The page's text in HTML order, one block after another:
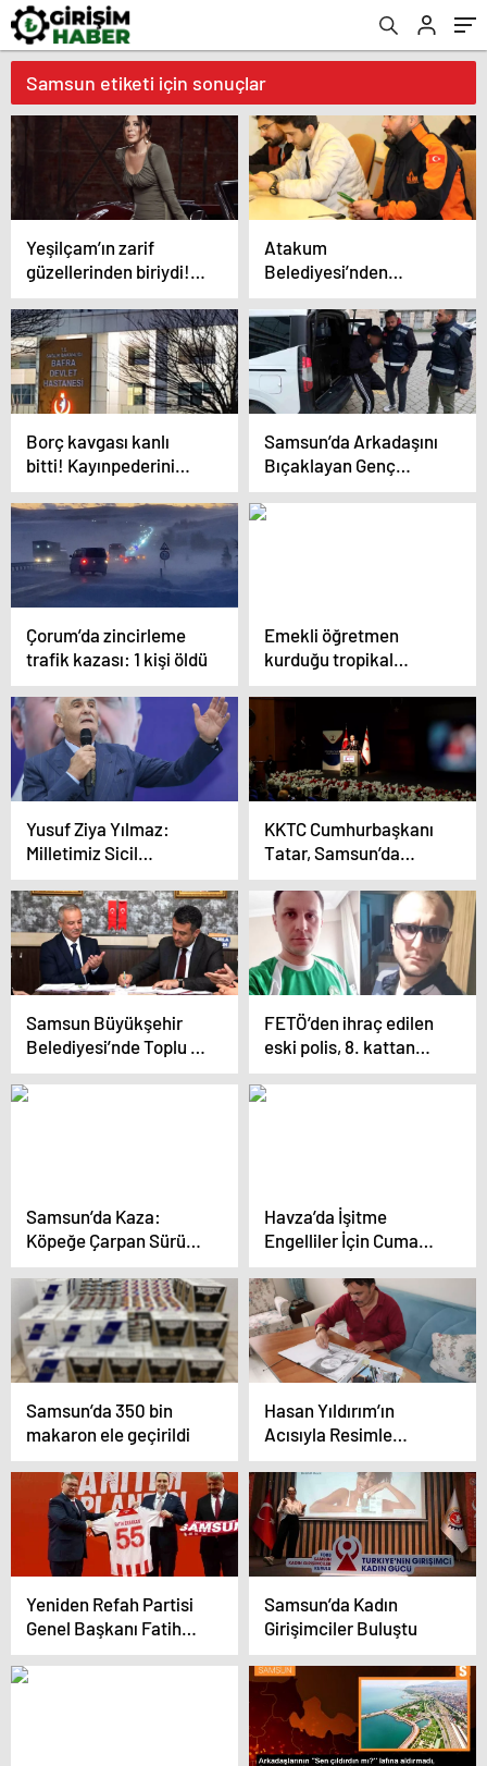
Samsun etiketi için sonuçlar
Yeşilçam’ın zarif
güzellerinden biriydi!
Yaşsız star Nebahat
Çehre’nin hayatıyla
ilgili bilinmeyenler!
Henüz 15 yaşında…
Atakum
Belediyesi’nden
Personeline İlk Yardım
Eğitimi
Borç kavgası kanlı
bitti! Kayınpederini
sırtından bıçakladı!
Samsun’da Arkadaşını
Bıçaklayan Genç
Tutuklandı
Çorum’da zincirleme
trafik kazası: 1 kişi öldü
Emekli öğretmen
kurduğu tropikal
bahçede 200 çeşit
meyve yetiştiriyor
Yusuf Ziya Yılmaz:
Milletimiz Sicil
Amirimiz
KKTC Cumhurbaşkanı
Tatar, Samsun’da
konferansta konuştu
Açıklaması
Samsun Büyükşehir
Belediyesi’nde Toplu İş
Sözleşmeleri İmzalandı
FETÖ’den ihraç edilen
eski polis, 8. kattan
atlayarak intihar etti
Samsun’da Kaza:
Köpeğe Çarpan Sürücü
Yaralandı
Havza’da İşitme
Engelliler İçin Cuma
Hutbesi İşaret Diliyle
Aktarıldı
Samsun’da 350 bin
makaron ele geçirildi
Hasan Yıldırım’ın
Acısıyla Resimle
Mücadele
Yeniden Refah Partisi
Genel Başkanı Fatih
Erbakan: Türkiye’nin
en hızlı büyüyen siyasi
Samsun’da Kadın
Girişimciler Buluştu